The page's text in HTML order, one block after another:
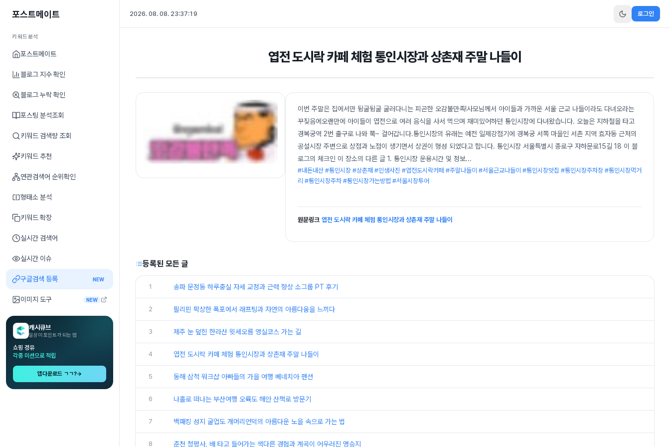
포스트메이트
키워드분석
포스트메이트
블로그 지수 확인
블로그 누락 확인
포스팅 분석조회
키워드 검색량 조회
키워드 추천
연관검색어 순위확인
형태소 분석
키워드 확장
실시간 검색어
실시간 이슈
구글검색 등록 NEW
이미지 도구 NEW
캐시큐브
일상이 포인트가 되는 앱
쇼핑 경유
각종 미션으로 적립
앱다운로드 ㄱㄱ?→
2026. 08. 08. 23:37:19 로그인
엽전 도시락 카페 체험 통인시장과 상촌재 주말 나들이
이번 주말은 집에서만 뒹굴뒹굴 굴러다니는 피곤한 오감불만족!사모님께서 아이들과 가까운 서울 근교 나들이라도 다녀오라는
꾸짖음에오랜만에 아이들이 엽전으로 여러 음식을 사서 먹으며 재미있어하던 통인시장에 다녀왔습니다. 오늘은 지하철을 타고
경복궁역 2번 출구로 나와 쭉~ 걸어갑니다.통인시장의 유래는 예전 일제강점기에 경복궁 서쪽 마을인 서촌 지역 효자동 근처의
공설시장 주변으로 상점과 노점이 생기면서 상권이 형성 되었다고 합니다. 통인시장 서울특별시 종로구 자하문로15길 18 이 블
로그의 체크인 이 장소의 다른 글 1. 통인시장 운용시간 및 정보...
#내돈내산 #통인시장 #상촌재 #인생사진 #엽전도시락카페 #주말나들이 #서울근교나들이 #통인시장맛집 #통인시장주차장 #통인시장먹거
리 #통인시장주차 #통인시장가는방법 #서울시장투어
원문링크 엽전 도시락 카페 체험 통인시장과 상촌재 주말 나들이
등록된 모든 글
1 송파 문정동 하루충실 자세 교정과 근력 향상 소그룹 PT 후기
2 필리핀 팍상한 폭포에서 래프팅과 자연의 아름다움을 느끼다
3 제주 눈 덮힌 한라산 윗세오름 영실코스 가는 길
4 엽전 도시락 카페 체험 통인시장과 상촌재 주말 나들이
5 동해 삼척 워크샵 아빠들의 가을 여행 베네치아 펜션
6 나홀로 떠나는 부산여행 오륙도 해안 산책로 방문기
7 백패킹 성지 굴업도 개머리언덕의 아름다운 노을 속으로 가는 법
8 춘천 청평사, 배 타고 들어가는 색다른 경험과 계곡이 어우러진 명승지